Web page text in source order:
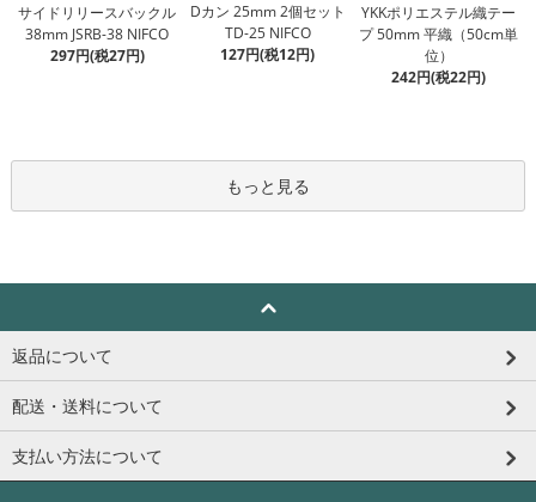
サイドリリースバックル
38mm JSRB-38 NIFCO
297円(税27円)
Dカン 25mm 2個セット
TD-25 NIFCO
127円(税12円)
YKKポリエステル織テー
プ 50mm 平織（50cm単
位）
242円(税22円)
もっと見る
返品について
配送・送料について
支払い方法について